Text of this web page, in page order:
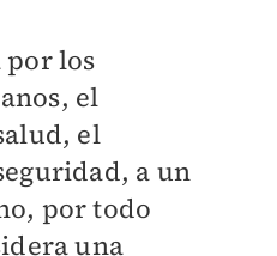
por los
el
el
a un
por todo
una